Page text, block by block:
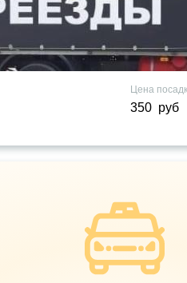
Цена
350 руб